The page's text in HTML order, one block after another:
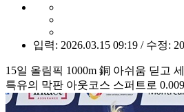
입력: 2026.03.15 09:19 / 수정:
15일 올림픽 1000m 銅 아쉬움 딛고
특유의 막판 아웃코스 스퍼트로